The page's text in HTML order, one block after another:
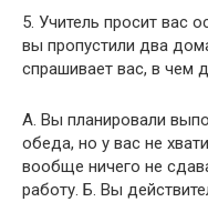
5. Учитель просит вас
вы пропустили два
спрашивает вас, в чем
A. Вы планировали
обеда, но у вас не
вообще ничего не
работу. Б. Вы